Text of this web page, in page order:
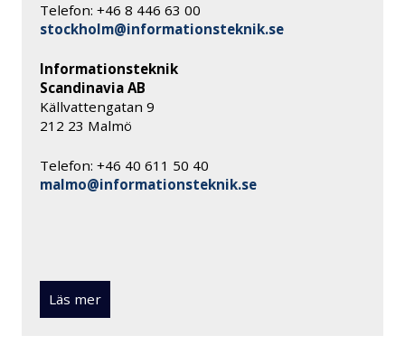
Telefon: +46 8 446 63 00
stockholm@informationsteknik.se
Informationsteknik
Scandinavia AB
Källvattengatan 9
212 23 Malmö
Telefon: +46 40 611 50 40
malmo@informationsteknik.se
Läs mer